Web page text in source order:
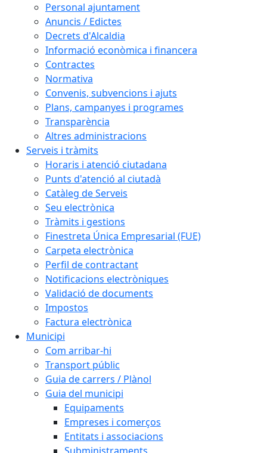
Personal ajuntament
Anuncis / Edictes
Decrets d'Alcaldia
Informació econòmica i financera
Contractes
Normativa
Convenis, subvencions i ajuts
Plans, campanyes i programes
Transparència
Altres administracions
Serveis i tràmits
Horaris i atenció ciutadana
Punts d'atenció al ciutadà
Catàleg de Serveis
Seu electrònica
Tràmits i gestions
Finestreta Única Empresarial (FUE)
Carpeta electrònica
Perfil de contractant
Notificacions electròniques
Validació de documents
Impostos
Factura electrònica
Municipi
Com arribar-hi
Transport públic
Guia de carrers / Plànol
Guia del municipi
Equipaments
Empreses i comerços
Entitats i associacions